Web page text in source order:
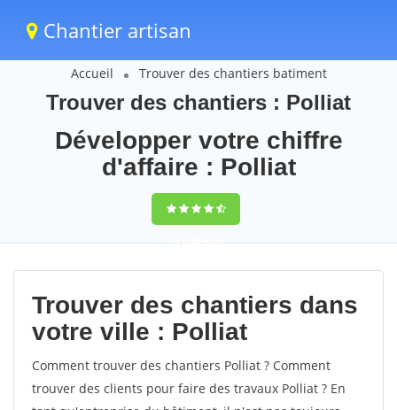
Chantier artisan
Accueil Trouver des chantiers batiment
Trouver des chantiers : Polliat
Développer votre chiffre
d'affaire : Polliat
9,5(100%)57
votes
Trouver des chantiers dans
votre ville : Polliat
Comment trouver des chantiers Polliat ? Comment
trouver des clients pour faire des travaux Polliat ? En